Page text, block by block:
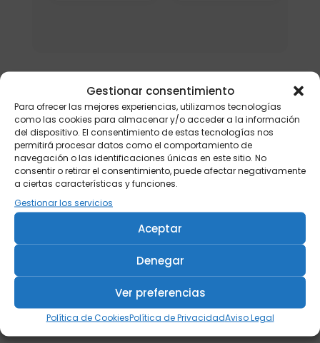
Gestionar consentimiento
Para ofrecer las mejores experiencias, utilizamos tecnologías
como las cookies para almacenar y/o acceder a la información
del dispositivo. El consentimiento de estas tecnologías nos
permitirá procesar datos como el comportamiento de
navegación o las identificaciones únicas en este sitio. No
consentir o retirar el consentimiento, puede afectar negativamente
a ciertas características y funciones.
Gestionar los servicios
Aceptar
Denegar
Ver preferencias
Política de CookiesPolítica de PrivacidadAviso Legal